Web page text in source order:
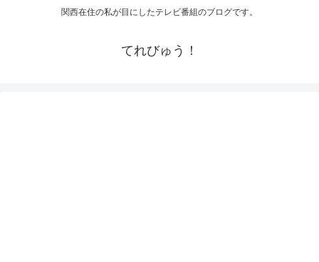
関西在住の私が目にしたテレビ番組のブログです。
てれびゅう！